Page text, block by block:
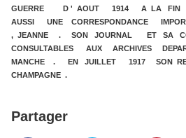
GUERRE D ' AOUT 1914 A LA FIN
AUSSI UNE CORRESPONDANCE
, JEANNE . SON JOURNAL ET SA
CONSULTABLES AUX ARCHIVES
MANCHE . EN JUILLET 1917 SON
CHAMPAGNE .
Partager